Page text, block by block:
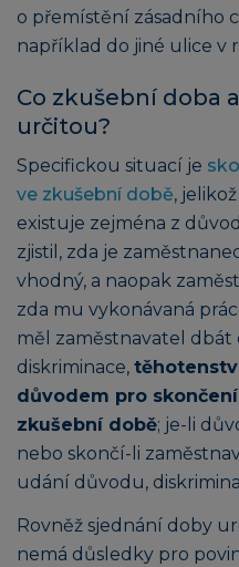
o přemístění zásadního
například do jiné ulice v
Co zkušební doba
určitou?
Specifickou situací je
ve zkušební době,
existuje zejména z
zjistil, zda je
vhodný, a naopak
zda mu vykonávaná
měl zaměstnavatel dbát
diskriminace,
důvodem pro
zkušební době; je-li
nebo skončí-li
udání důvodu,
Rovněž sjednání doby
nemá důsledky pro